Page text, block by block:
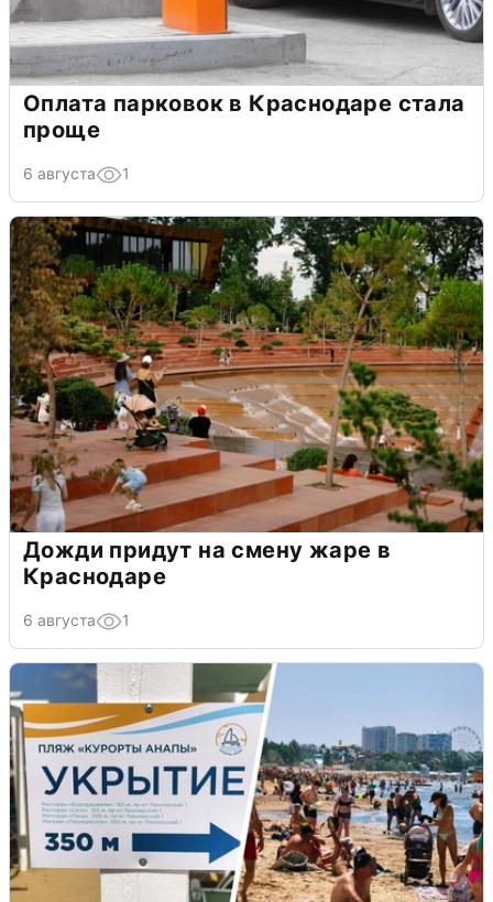
Оплата парковок в Краснодаре стала
проще
6 августа 1
Дожди придут на смену жаре в
Краснодаре
6 августа 1